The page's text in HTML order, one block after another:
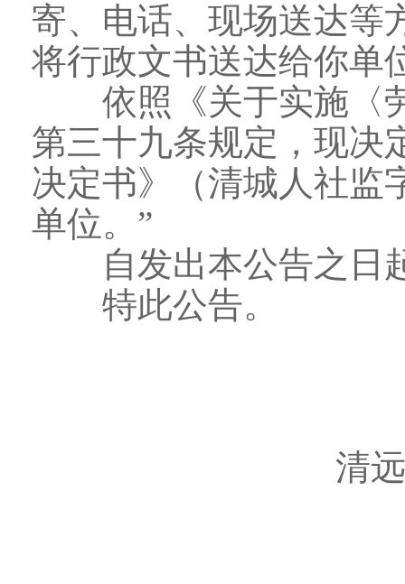
寄、电话、现场送达等
将行政文书送达给你单
依照《关于实施〈劳
第三十九条规定，现决
决定书》（清城人社监
单位。”
自发出本公告之日起
特此公告。
清